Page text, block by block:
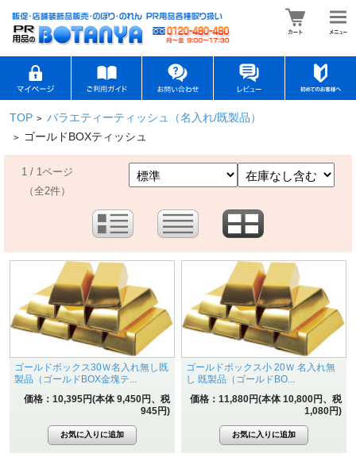
TOP > バラエティーティッシュ（名入れ/既製品）
> ゴールドBOXティッシュ
1 / 1ページ
（全2件）
ゴールドボックス30Ｗ名入れ無し既
製品（ゴールドBOX金塊テ...
価格：10,395円(本体 9,450円、税
945円)
ゴールドボックス小 20Ｗ 名入れ無
し 既製品（ゴールドBO...
価格：11,880円(本体 10,800円、税
1,080円)